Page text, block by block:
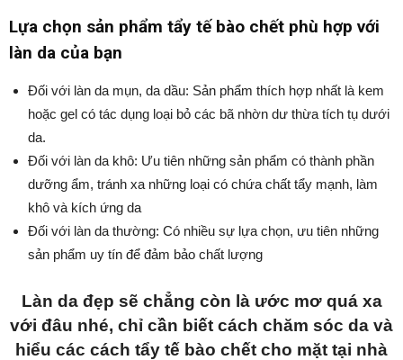
Lựa chọn sản phẩm tẩy tế bào chết phù hợp với
làn da của bạn
Đối với làn da mụn, da dầu: Sản phẩm thích hợp nhất là kem
hoặc gel có tác dụng loại bỏ các bã nhờn dư thừa tích tụ dưới
da.
Đối với làn da khô: Ưu tiên những sản phẩm có thành phần
dưỡng ẩm, tránh xa những loại có chứa chất tẩy mạnh, làm
khô và kích ứng da
Đối với làn da thường: Có nhiều sự lựa chọn, ưu tiên những
sản phẩm uy tín để đảm bảo chất lượng
Làn da đẹp sẽ chẳng còn là ước mơ quá xa
với đâu nhé, chỉ cần biết cách chăm sóc da và
hiểu các cách tẩy tế bào chết cho mặt tại nhà